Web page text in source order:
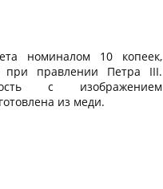
номиналом 10 копеек,
правлении Петра III.
с изображением
из меди.